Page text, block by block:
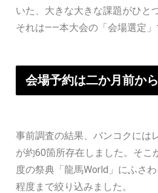
いた、大きな大きな課題がひと
それは——本大会の「会場選定」
会場予約は二か月前から
事前調査の結果、バンコクには
が約60箇所存在しました。そこ
度の祭典「龍馬World」にふさ
程度まで絞り込みました。